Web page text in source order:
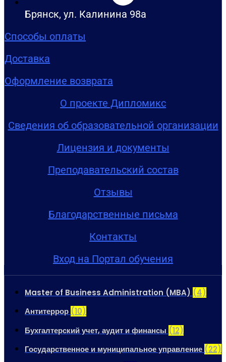
Брянск, ул. Калинина 98а
Способы оплаты
Доставка
Оформление возврата
О проекте Дипломикс
Сведения об образовательной организации
Лицензия и документы
Преподавательский состав
Отзывы
Благодарственные письма
Контакты
Вход на Портал обучения
Master of Business Administration (MBA) (4)
Антитеррор (10)
Бухгалтерский учет, аудит и финансы (12)
Государственное и муниципальное управление (22)